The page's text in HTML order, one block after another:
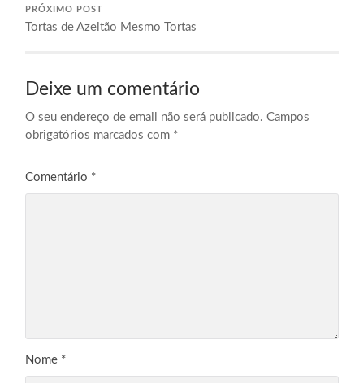
PRÓXIMO POST
Tortas de Azeitão Mesmo Tortas
Deixe um comentário
O seu endereço de email não será publicado. Campos
obrigatórios marcados com *
Comentário *
Nome *